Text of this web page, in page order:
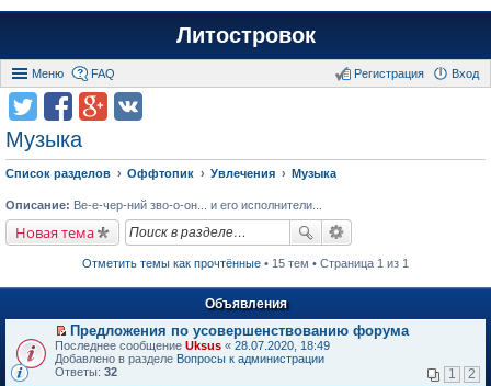
Литостровок
Меню FAQ Вход
Регистрация
Музыка
Список разделов Оффтопик Увлечения Музыка
Описание: Ве-е-чер-ний зво-о-он... и его исполнители...
Новая тема
Отметить темы как прочтённые • 15 тем • Страница 1 из 1
Объявления
П
е
р
Предложения по усовершенствованию форума
Последнее сообщение Uksus « 28.07.2020, 18:49
Добавлено в разделе Вопросы к администрации
Ответы: 32 1 2